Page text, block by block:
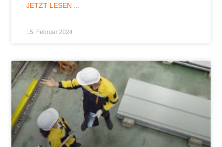
JETZT LESEN ...
15. Februar 2024